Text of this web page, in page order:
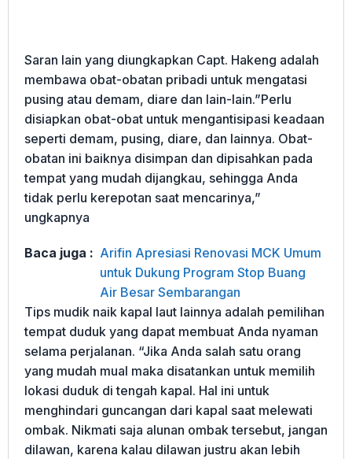
Saran lain yang diungkapkan Capt. Hakeng adalah
membawa obat-obatan pribadi untuk mengatasi
pusing atau demam, diare dan lain-lain.”Perlu
disiapkan obat-obat untuk mengantisipasi keadaan
seperti demam, pusing, diare, dan lainnya. Obat-
obatan ini baiknya disimpan dan dipisahkan pada
tempat yang mudah dijangkau, sehingga Anda
tidak perlu kerepotan saat mencarinya,”
ungkapnya
Baca juga : Arifin Apresiasi Renovasi MCK Umum
untuk Dukung Program Stop Buang
Air Besar Sembarangan
Tips mudik naik kapal laut lainnya adalah pemilihan
tempat duduk yang dapat membuat Anda nyaman
selama perjalanan. “Jika Anda salah satu orang
yang mudah mual maka disatankan untuk memilih
lokasi duduk di tengah kapal. Hal ini untuk
menghindari guncangan dari kapal saat melewati
ombak. Nikmati saja alunan ombak tersebut, jangan
dilawan, karena kalau dilawan justru akan lebih